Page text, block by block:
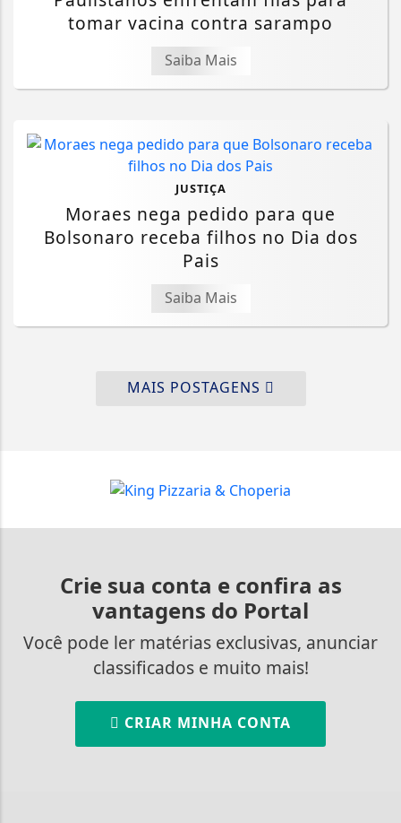
tomar vacina contra sarampo
Saiba Mais
JUSTIÇA
Moraes nega pedido para que
Bolsonaro receba filhos no Dia dos
Pais
Saiba Mais
MAIS POSTAGENS
Crie sua conta e confira as
vantagens do Portal
Você pode ler matérias exclusivas, anunciar
classificados e muito mais!
CRIAR MINHA CONTA